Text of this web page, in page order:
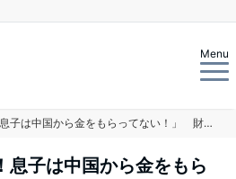
Menu
バイデン「嘘だッ！息子は中国から金をもらってない！」 財務省「もらってます。はいこれが報告書」
息子は中国から金をもら